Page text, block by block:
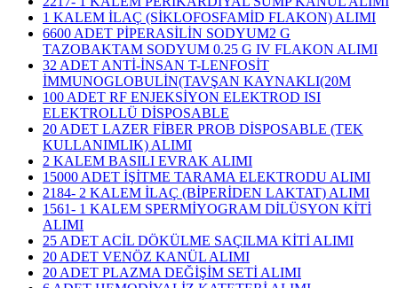
1 KALEM İLAÇ (SİKLOFOSFAMİD FLAKON) ALIMI
6600 ADET PİPERASİLİN SODYUM2 G
TAZOBAKTAM SODYUM 0.25 G IV FLAKON ALIMI
32 ADET ANTİ-İNSAN T-LENFOSİT
İMMUNOGLOBULİN(TAVŞAN KAYNAKLI(20M
100 ADET RF ENJEKSİYON ELEKTROD ISI
ELEKTROLLÜ DİSPOSABLE
20 ADET LAZER FİBER PROB DİSPOSABLE (TEK
KULLANIMLIK) ALIMI
2 KALEM BASILI EVRAK ALIMI
15000 ADET İŞİTME TARAMA ELEKTRODU ALIMI
2184- 2 KALEM İLAÇ (BİPERİDEN LAKTAT) ALIMI
1561- 1 KALEM SPERMİYOGRAM DİLÜSYON KİTİ
ALIMI
25 ADET ACİL DÖKÜLME SAÇILMA KİTİ ALIMI
20 ADET VENÖZ KANÜL ALIMI
20 ADET PLAZMA DEĞİŞİM SETİ ALIMI